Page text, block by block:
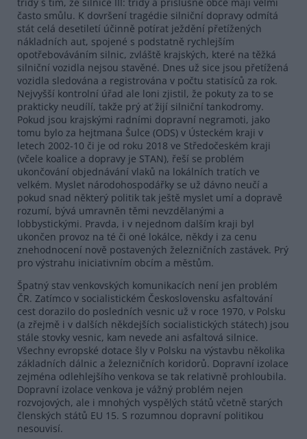
často smůlu. K dovršení tragédie silniční dopravy odmítá
stát celá desetiletí účinně potírat ježdění přetížených
nákladních aut, spojené s podstatně rychlejším
opotřebováváním silnic, zvláště krajských, které na těžká
silniční vozidla nejsou stavěné. Dnes už sice jsou přetížená
vozidla sledována a registrována v počtu statisíců za rok.
Nejvyšší kontrolní úřad ale loni zjistil, že pokuty za to se
prakticky neudílí, takže prý ať žijí silniční tankodromy.
Pokud jsou krajskými radními dopravní negramoti, jako
tomu bylo za hejtmana Šulce (ODS) v Ústeckém kraji v
letech 2002-10 či je od roku 2018 ve Středočeském kraji
(včele koalice a dopravy je STAN), řeší se problém
ukončování objednávání vlaků na lokálních tratích ve
velkém. Myslet národohospodářky se už dávno neučí a
pokud snad některý politik tak ještě myslet umí a dopravě
rozumí, bývá umravněn těmi nevzdělanými a
lobbystickými. Pravda, i v nejednom dalším kraji byl
ukončen provoz na té či oné lokálce, někdy i za cenu
znehodnocení nově postavených železničních zastávek. Prý
pro výstrahu iniciativním obcím a městům.
Špatný stav venkovských komunikacích není jen problém
ČR. Zatímco v socialistickém Československu asfaltování
cest dorazilo do posledních vesnic už v roce 1970, v Polsku
(a zřejmě i v dalších někdejších socialistických státech) jsou
stále stovky vesnic, kam nevede ani asfaltová silnice.
Všechny evropské dotace šly v Polsku na výstavbu několika
základních dálnic a železničních koridorů. Dopravní izolace
zejména odlehlejšího venkova se tak relativně prohloubila.
Dopravní izolace venkova je vážný problém nejen
rozvojových, ale i mnohých vyspělých států včetně starých
členských států EU 15. S rozumnou dopravní politikou
nesouvisí.